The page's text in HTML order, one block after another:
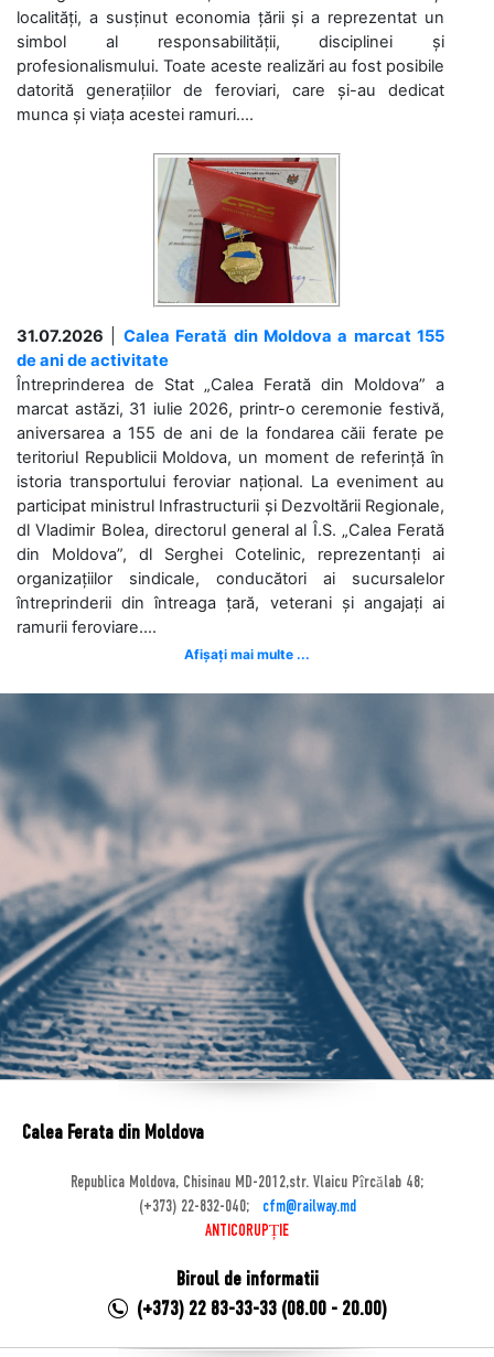
localități, a susținut economia țării și a reprezentat un
simbol al responsabilității, disciplinei și
profesionalismului. Toate aceste realizări au fost posibile
datorită generațiilor de feroviari, care și-au dedicat
munca și viața acestei ramuri....
31.07.2026
Calea Ferată din Moldova a marcat 155
de ani de activitate
Întreprinderea de Stat „Calea Ferată din Moldova” a
marcat astăzi, 31 iulie 2026, printr-o ceremonie festivă,
aniversarea a 155 de ani de la fondarea căii ferate pe
teritoriul Republicii Moldova, un moment de referință în
istoria transportului feroviar național. La eveniment au
participat ministrul Infrastructurii și Dezvoltării Regionale,
dl Vladimir Bolea, directorul general al Î.S. „Calea Ferată
din Moldova”, dl Serghei Cotelinic, reprezentanți ai
organizațiilor sindicale, conducători ai sucursalelor
întreprinderii din întreaga țară, veterani și angajați ai
ramurii feroviare....
Afișați mai multe ...
Calea Ferata din Moldova
Republica Moldova, Chisinau MD-2012,str. Vlaicu Pîrcălab 48;
(+373) 22-832-040;
cfm@railway.md
ANTICORUPȚIE
Biroul de informatii
(+373) 22 83-33-33 (08.00 - 20.00)